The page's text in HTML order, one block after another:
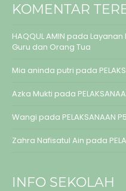
KOMENTAR
HAQQUL AMIN pada Layanan
Guru dan Orang Tua
Mia aninda putri pada
Azka Mukti pada
Wangi pada PELAKSANAAN
Zahra Nafisatul Ain pada
INFO SEKOLAH